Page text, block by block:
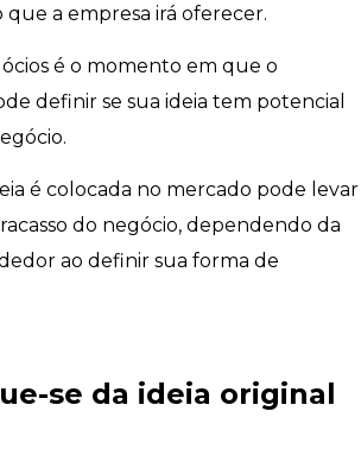
a empresa irá oferecer.
é o momento em que o
definir se sua ideia tem potencial
é colocada no mercado pode levar
do negócio, dependendo da
ao definir sua forma de
se da ideia original